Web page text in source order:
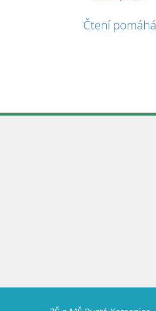
Čtení pomáhá